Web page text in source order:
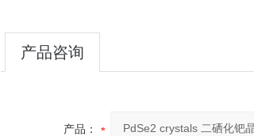
产品咨询
产品：